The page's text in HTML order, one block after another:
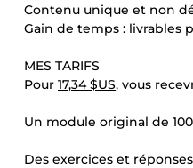
Contenu unique et non
Gain de temps : livrables
MES TARIFS
Pour 17,34 $US, vous
Un module original de
Des exercices et